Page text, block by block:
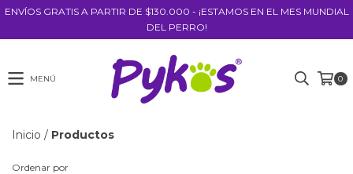
ENVÍOS GRATIS A PARTIR DE $130.000 - ¡ESTAMOS EN EL MES MUNDIAL
DEL PERRO!
MENÚ 0
Inicio / Productos
Ordenar por